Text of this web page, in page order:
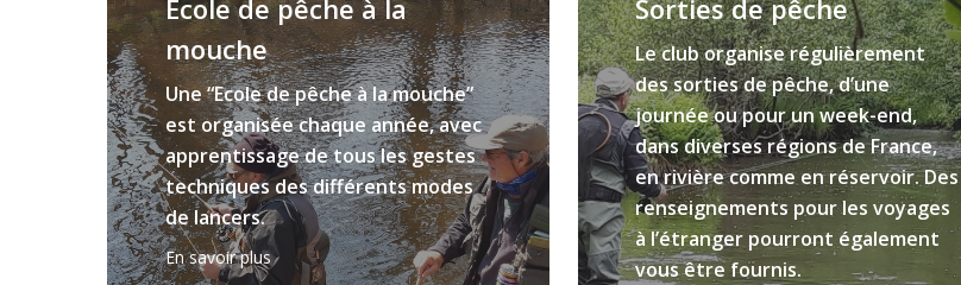
Ecole de pêche à la
mouche
Une “Ecole de pêche à la mouche”
est organisée chaque année, avec
apprentissage de tous les gestes
techniques des différents modes
de lancers.
En savoir plus
Sorties de pêche
Le club organise régulièrement
des sorties de pêche, d’une
journée ou pour un week-end,
dans diverses régions de France,
en rivière comme en réservoir. Des
renseignements pour les voyages
à l’étranger pourront également
vous être fournis.